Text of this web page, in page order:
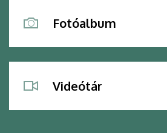
Fotóalbum
Videótár